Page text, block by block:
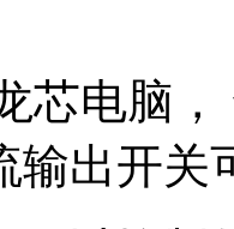
芯电脑
输出开关